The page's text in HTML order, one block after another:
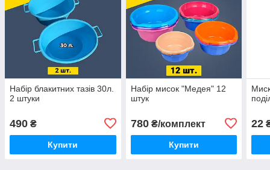
Набір блакитних тазів 30л.
2 штуки
490 ₴
Купити
Набір мисок "Медея" 12
штук
780₴/комплект
Купити
22